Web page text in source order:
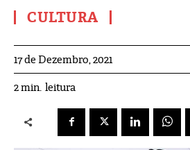
CULTURA
17 de Dezembro, 2021
2min. leitura